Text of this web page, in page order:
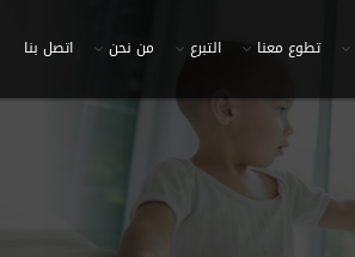
تطوع معنا التبرع من نحن اتصل بنا